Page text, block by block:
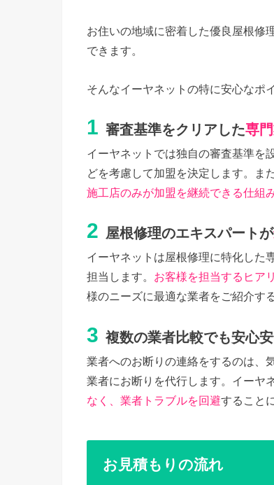
お住いの地域に密着した優良屋根修
できます。
そんなイーヤネットの特に安心なポ
1 審査基準をクリアした専
イーヤネットでは独自の審査基準を
どを考慮して加盟を決定します。ま
施工店のみが加盟を継続できる仕組
2 屋根修理のエキスパートが
イーヤネットは屋根修理に特化した
担当します。 お客様を担当するヒア
様のニーズに最適な業者をご紹介す
3 複数の業者比較でも安心安
業者へのお断りの連絡をするのは、
業者にお断りを代行します。イーヤ
なく、業者トラブルを回避すること
お見積もりの流れ